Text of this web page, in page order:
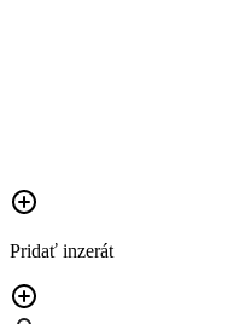
Pridať inzerát